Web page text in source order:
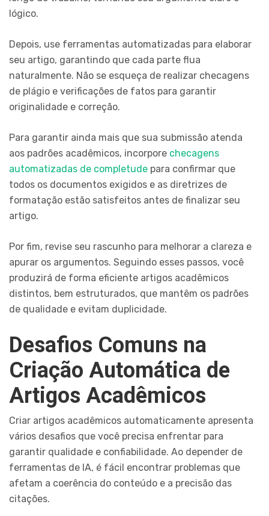
lógico.
Depois, use ferramentas automatizadas para elaborar
seu artigo, garantindo que cada parte flua
naturalmente. Não se esqueça de realizar checagens
de plágio e verificações de fatos para garantir
originalidade e correção.
Para garantir ainda mais que sua submissão atenda
aos padrões acadêmicos, incorpore checagens
automatizadas de completude para confirmar que
todos os documentos exigidos e as diretrizes de
formatação estão satisfeitos antes de finalizar seu
artigo.
Por fim, revise seu rascunho para melhorar a clareza e
apurar os argumentos. Seguindo esses passos, você
produzirá de forma eficiente artigos acadêmicos
distintos, bem estruturados, que mantêm os padrões
de qualidade e evitam duplicidade.
Desafios Comuns na
Criação Automática de
Artigos Acadêmicos
Criar artigos acadêmicos automaticamente apresenta
vários desafios que você precisa enfrentar para
garantir qualidade e confiabilidade. Ao depender de
ferramentas de IA, é fácil encontrar problemas que
afetam a coerência do conteúdo e a precisão das
citações.